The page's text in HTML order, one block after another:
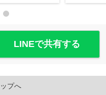
LINEで共有する
プへ